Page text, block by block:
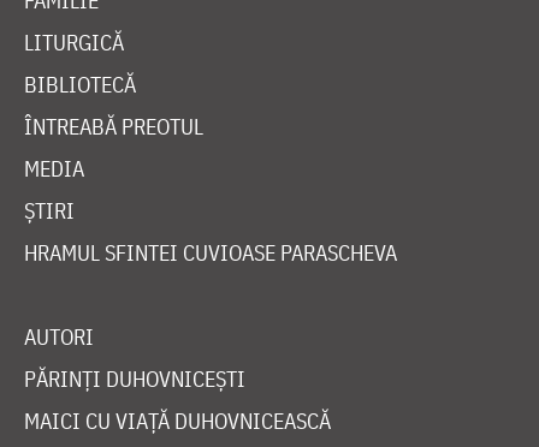
LITURGICĂ
BIBLIOTECĂ
ÎNTREABĂ PREOTUL
MEDIA
ȘTIRI
HRAMUL SFINTEI CUVIOASE PARASCHEVA
AUTORI
PĂRINȚI DUHOVNICEȘTI
MAICI CU VIAȚĂ DUHOVNICEASCĂ